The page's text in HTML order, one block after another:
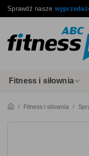
Sprawdź nasze
Fitness i siłownia
Fitness i siłownia